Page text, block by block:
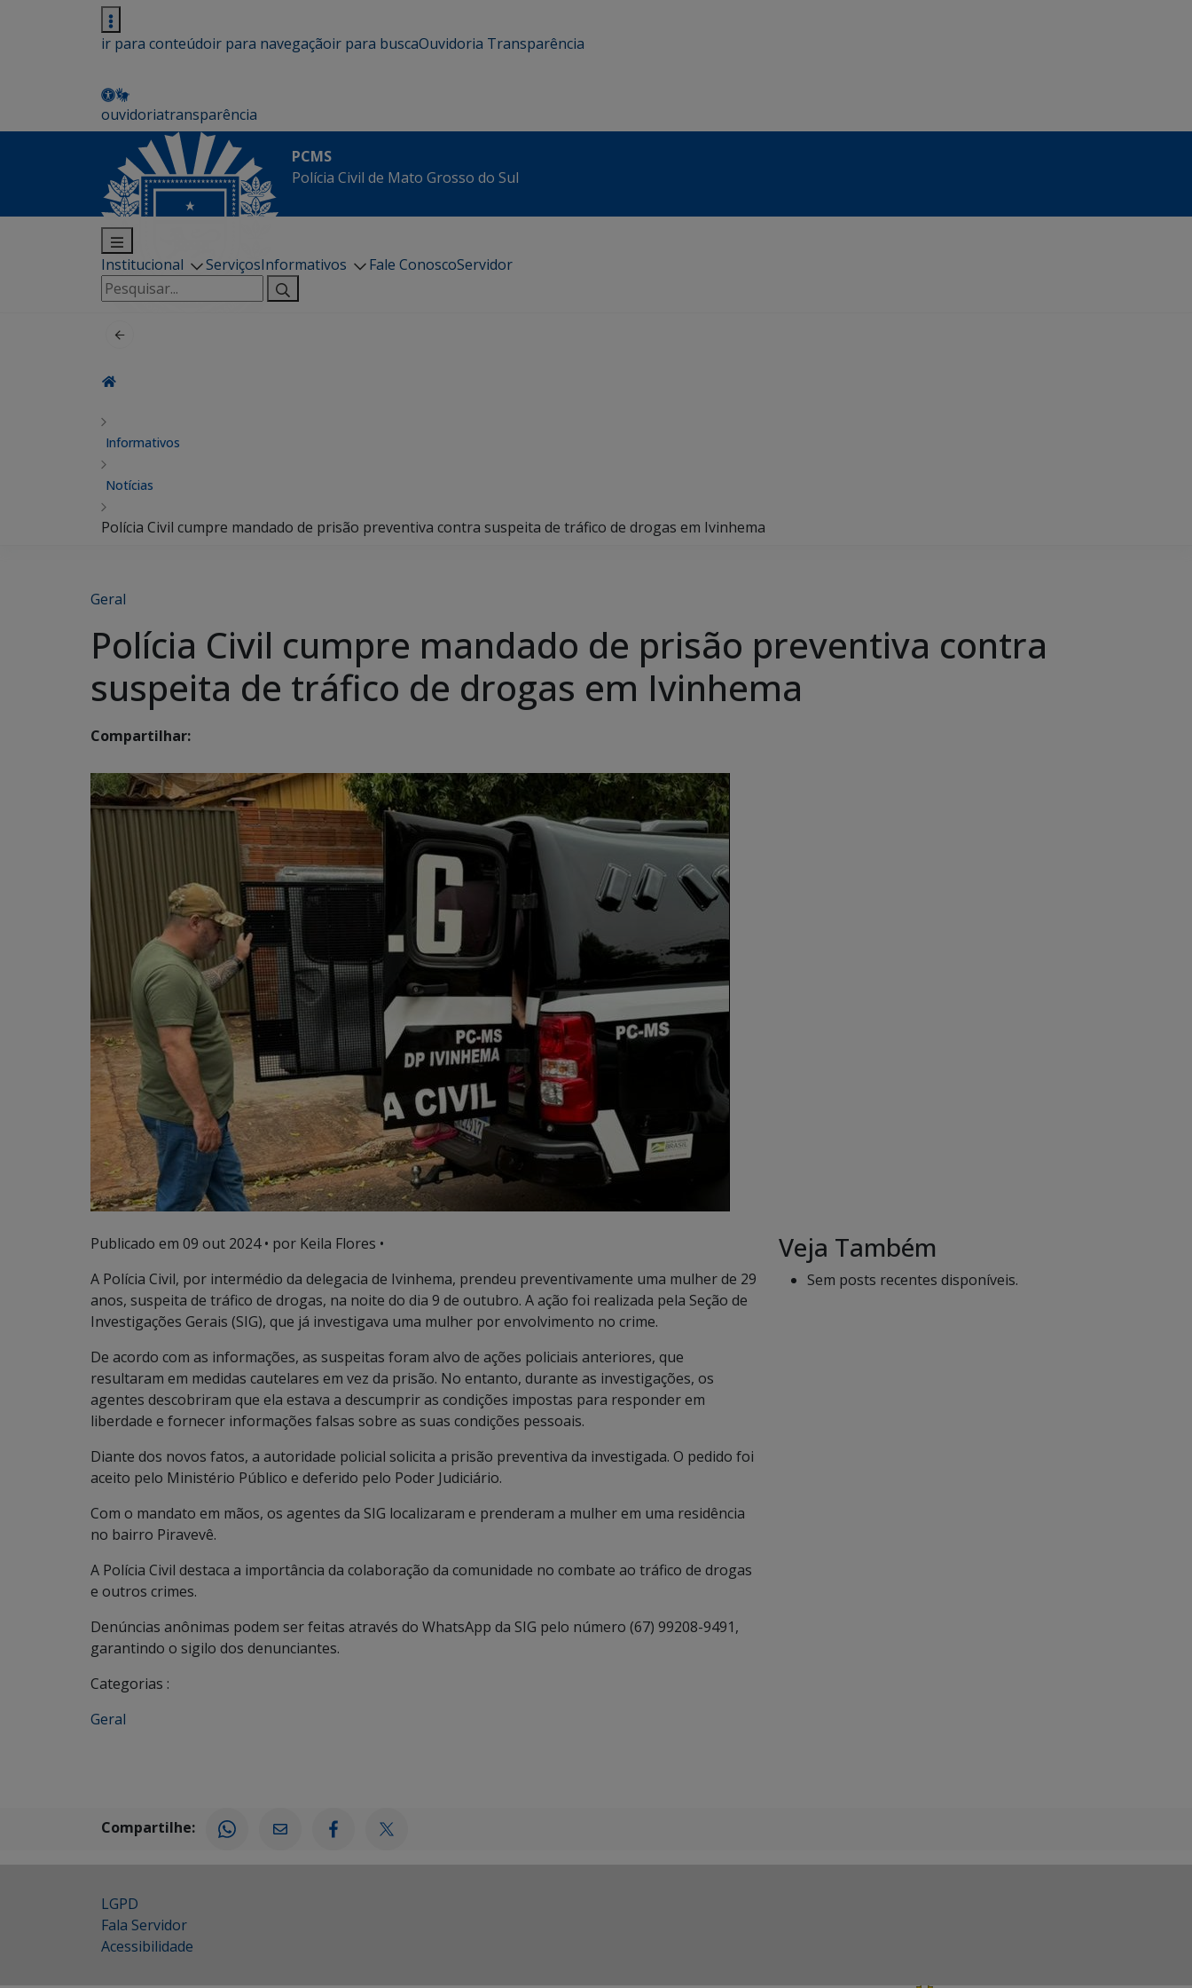
ir para conteúdoir para navegaçãoir para buscaOuvidoria Transparência
ouvidoriatransparência
PCMS
Polícia Civil de Mato Grosso do Sul
Institucional ServiçosInformativos Fale ConoscoServidor
Pesquisar
por:
Informativos
Notícias
Polícia Civil cumpre mandado de prisão preventiva contra suspeita de tráfico de drogas em Ivinhema
Geral
Polícia Civil cumpre mandado de prisão preventiva contra
suspeita de tráfico de drogas em Ivinhema
Compartilhar:
Publicado em 09 out 2024• por Keila Flores •
A Polícia Civil, por intermédio da delegacia de Ivinhema, prendeu preventivamente uma mulher de 29
anos, suspeita de tráfico de drogas, na noite do dia 9 de outubro. A ação foi realizada pela Seção de
Investigações Gerais (SIG), que já investigava uma mulher por envolvimento no crime.
De acordo com as informações, as suspeitas foram alvo de ações policiais anteriores, que
resultaram em medidas cautelares em vez da prisão. No entanto, durante as investigações, os
agentes descobriram que ela estava a descumprir as condições impostas para responder em
liberdade e fornecer informações falsas sobre as suas condições pessoais.
Diante dos novos fatos, a autoridade policial solicita a prisão preventiva da investigada. O pedido foi
aceito pelo Ministério Público e deferido pelo Poder Judiciário.
Com o mandato em mãos, os agentes da SIG localizaram e prenderam a mulher em uma residência
no bairro Piravevê.
A Polícia Civil destaca a importância da colaboração da comunidade no combate ao tráfico de drogas
e outros crimes.
Denúncias anônimas podem ser feitas através do WhatsApp da SIG pelo número (67) 99208-9491,
garantindo o sigilo dos denunciantes.
Categorias :
Geral
Veja Também
Sem posts recentes disponíveis.
Compartilhe:
LGPD
Fala Servidor
Acessibilidade